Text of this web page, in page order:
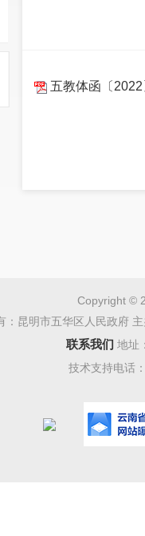
五教体函〔
Copyright ©
：昆明市五华区人民政府
联系我们 地址
技术支持电话